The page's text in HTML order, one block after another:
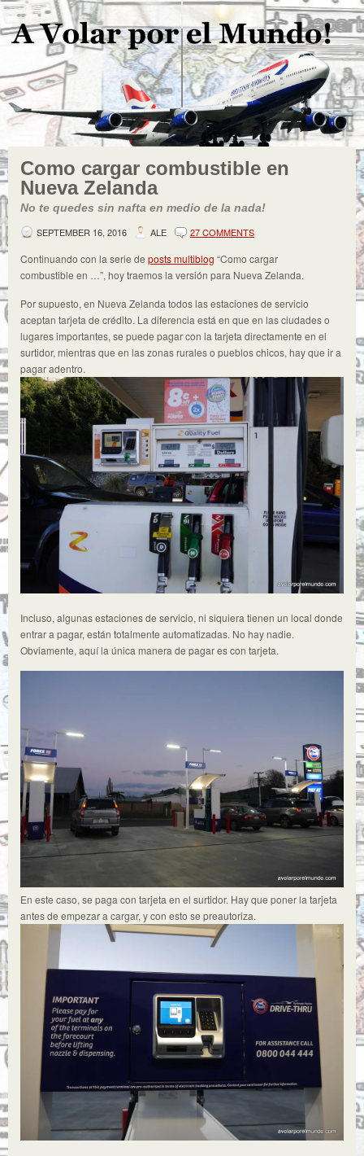
Como cargar combustible en
Nueva Zelanda
No te quedes sin nafta en medio de la nada!
SEPTEMBER 16, 2016
ALE 27 COMMENTS
Continuando con la serie de posts multiblog “Como cargar
combustible en …”, hoy traemos la versión para Nueva Zelanda.
Por supuesto, en Nueva Zelanda todos las estaciones de servicio
aceptan tarjeta de crédito. La diferencia está en que en las ciudades o
lugares importantes, se puede pagar con la tarjeta directamente en el
surtidor, mientras que en las zonas rurales o pueblos chicos, hay que ir a
pagar adentro.
Incluso, algunas estaciones de servicio, ni siquiera tienen un local donde
entrar a pagar, están totalmente automatizadas. No hay nadie.
Obviamente, aquí la única manera de pagar es con tarjeta.
En este caso, se paga con tarjeta en el surtidor. Hay que poner la tarjeta
antes de empezar a cargar, y con esto se preautoriza.